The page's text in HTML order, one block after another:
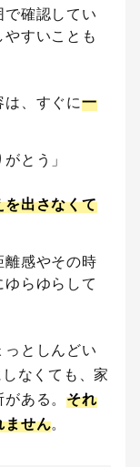
確認してい
すいことも
、すぐに一
とう」
を出さなくて
離感やその時
らゆらして
っとしんどい
なくても、家
ある。 それ
ません。